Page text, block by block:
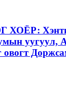
ХОЁР:
уугуул,